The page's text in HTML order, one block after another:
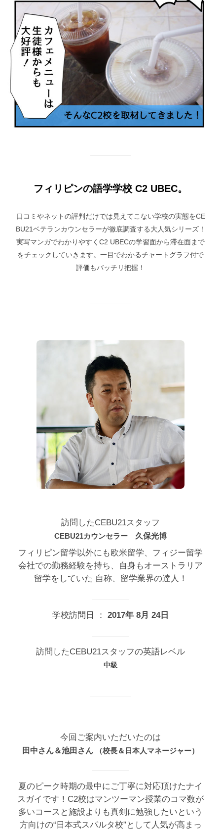
フィリピンの語学学校 C2 UBEC。
口コミやネットの評判だけでは見えてこない学校の実態をCE
BU21ベテランカウンセラーが徹底調査する大人気シリーズ！
実写マンガでわかりやすくC2 UBECの学習面から滞在面まで
をチェックしていきます。一目でわかるチャートグラフ付で
評価もバッチリ把握！
訪問したCEBU21スタッフ
CEBU21カウンセラー 久保光博
フィリピン留学以外にも欧米留学、フィジー留学
会社での勤務経験を持ち、自身もオーストラリア
留学をしていた 自称、留学業界の達人！
学校訪問日 ： 2017年 8月 24日
訪問したCEBU21スタッフの英語レベル
中級
今回ご案内いただいたのは
田中さん＆池田さん （校長＆日本人マネージャー）
夏のピーク時期の最中にご丁寧に対応頂けたナイ
スガイです！C2校はマンツーマン授業のコマ数が
多いコースと施設よりも真剣に勉強したいという
方向けの“日本式スパルタ校”として人気が高まっ